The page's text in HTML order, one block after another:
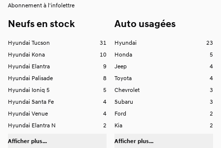
Abonnement à l'infolettre
Neufs en stock
Hyundai Tucson
31
Hyundai Kona
10
Hyundai Elantra
9
Hyundai Palisade
8
Hyundai Ioniq 5
5
Hyundai Santa Fe
4
Hyundai Venue
4
Hyundai Elantra N
2
Afficher plus...
Auto usagées
Hyundai
23
Honda
5
Jeep
4
Toyota
4
Chevrolet
3
Subaru
3
Ford
2
Kia
2
Afficher plus...